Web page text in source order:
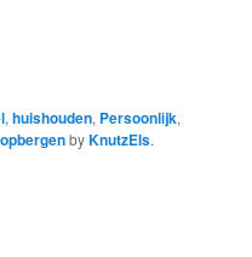
,huishouden, Persoonlijk,
opbergenbyKnutzEls.